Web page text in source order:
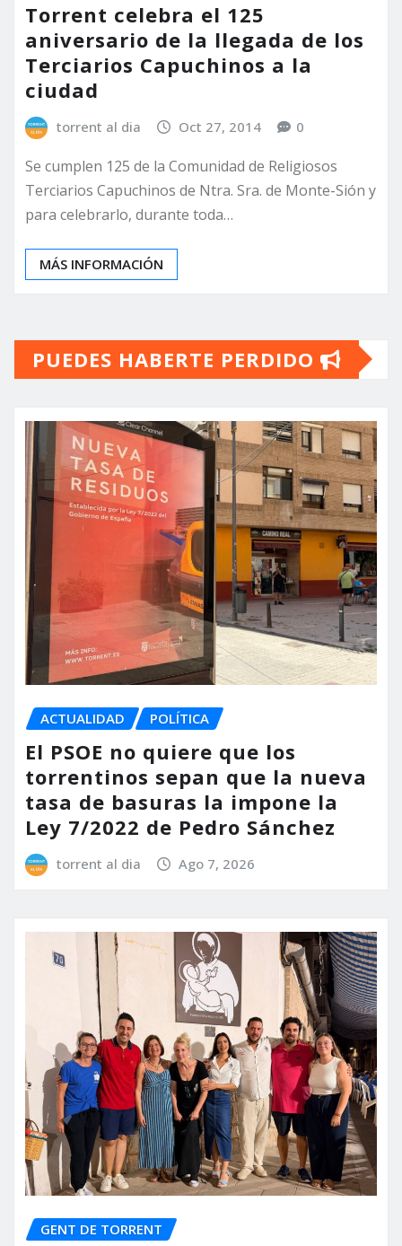
Torrent celebra el 125
aniversario de la llegada de los
Terciarios Capuchinos a la
ciudad
torrent al dia Oct 27, 2014 0
Se cumplen 125 de la Comunidad de Religiosos
Terciarios Capuchinos de Ntra. Sra. de Monte-Sión y
para celebrarlo, durante toda…
MÁS INFORMACIÓN
PUEDES HABERTE PERDIDO
ACTUALIDAD POLÍTICA
El PSOE no quiere que los
torrentinos sepan que la nueva
tasa de basuras la impone la
Ley 7/2022 de Pedro Sánchez
torrent al dia Ago 7, 2026
GENT DE TORRENT